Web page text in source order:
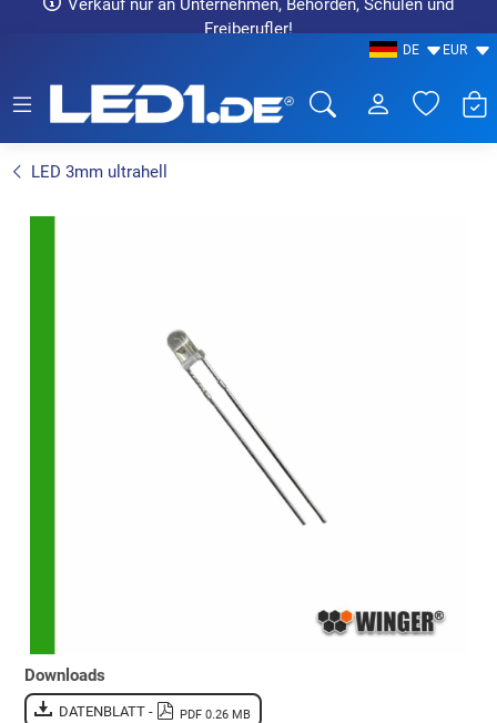
Verkauf nur an Unternehmen, Behörden, Schulen und
Freiberufler!
DE EUR
LED 3mm ultrahell
Downloads
DATENBLATT - PDF 0.26 MB